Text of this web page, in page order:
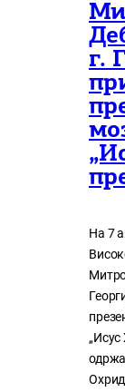
г.
На 7
„Исус